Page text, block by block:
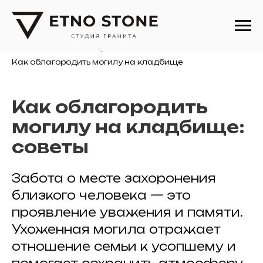
Как облагородить могилу на кладбище
Как облагородить
могилу на кладбище:
советы
Забота о месте захоронения
близкого человека — это
проявление уважения и памяти.
Ухоженная могила отражает
отношение семьи к усопшему и